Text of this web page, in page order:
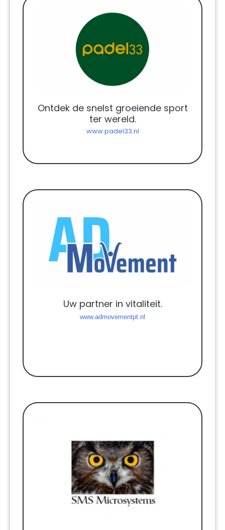
Ontdek de snelst groeiende sport
ter wereld.
www.padel33.nl
Uw partner in vitaliteit.
www.admovementpt.nl